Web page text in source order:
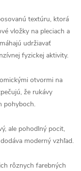
textúru, ktorá
vložky na pleciach a
udržiavať
fyzickej aktivity.
otvormi na
že rukávy
pohyboch.
ale pohodlný pocit,
moderný vzhľad.
rôznych farebných